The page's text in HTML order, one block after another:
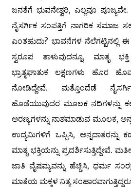
ಜನತೆಗೆ ಭುವನೇಶ್ವರಿ, ಎಲ್ಲವೂ
ನೈಸರ್ಗಿಕ ಸಂಪತ್ತಿಗೆ ನಾಗರಿಕ ಸಮಾಜ
ಎಂತಹುದು? ಭಾವನೆಗಳ ನೆಲೆಗಟ್ಟಿನಲ್ಲಿ
ಸ್ವರೂಪ ತಾಳುವುದನ್ನೂ, ಮಾತೃ
ಭ್ರಾತೃಘಾತುಕ ಲಕ್ಷಣಗಳು ಹೊರ
ನೋಡಿದ್ದೇವೆ. ಮತ್ತೊಂದೆಡೆ
ಹೊಡೆಯುವುದರ ಮೂಲಕ ನದಿಗಳನ್ನು
ಅರಣ್ಯಗಳನ್ನು ನಾಶಮಾಡುವ ಮೂಲಕ,
ಉದ್ಯಮಿಗಳಿಗೆ ಒಪ್ಪಿಸಿ, ಅನ್ನದಾತರನ್ನು
ಮಾತೃ ಭಕ್ತಿಯನ್ನು ಪ್ರದರ್ಶಿಸುತ್ತಿದ್ದೇವೆ.
ಜಾತಿ ವೈಷಮ್ಯವನ್ನು ಹೆಚ್ಚಿಸಿ, ಧರ್ಮ
ಮಾತೆಯ ಮಕ್ಕಳ ನಿತ್ಯ